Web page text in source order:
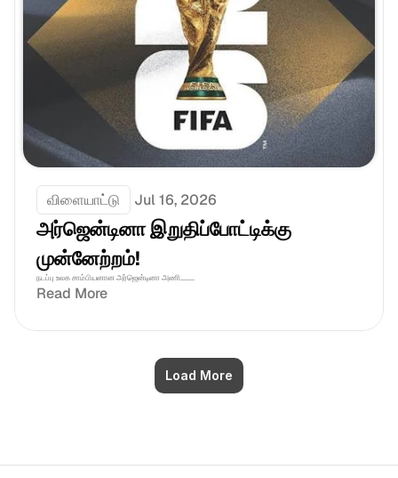
விளையாட்டு Jul 16, 2026
அர்ஜென்டினா இறுதிப்போட்டிக்கு
முன்னேற்றம்!
நடப்பு உலக சாம்பியனான அர்ஜென்டினா அணி........
Read More
Load More